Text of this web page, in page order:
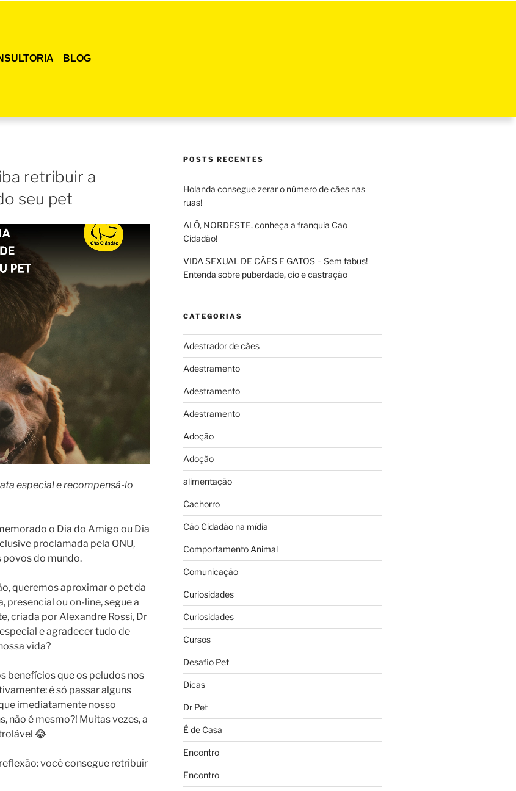
BLOG
retribuir a
seu pet
especial e recompensá-lo
o Dia do Amigo ou Dia
proclamada pela ONU,
do mundo.
queremos aproximar o pet da
presencial ou on-line, segue a
criada por Alexandre Rossi, Dr
e agradecer tudo de
vida?
benefícios que os peludos nos
é só passar alguns
imediatamente nosso
não é mesmo?! Muitas vezes, a
😂
você consegue retribuir
POSTS RECENTES
Holanda consegue zerar o número de cães nas
ruas!
ALÔ, NORDESTE, conheça a franquia Cao
Cidadão!
VIDA SEXUAL DE CÃES E GATOS – Sem tabus!
Entenda sobre puberdade, cio e castração
CATEGORIAS
Adestrador de cães
Adestramento
Adestramento
Adestramento
Adoção
Adoção
alimentação
Cachorro
Cão Cidadão na mídia
Comportamento Animal
Comunicação
Curiosidades
Curiosidades
Cursos
Desafio Pet
Dicas
Dr Pet
É de Casa
Encontro
Encontro